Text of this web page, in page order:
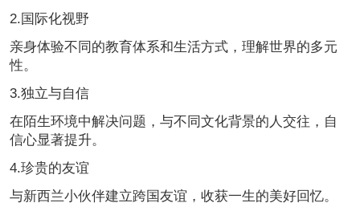
2.国际化视野
亲身体验不同的教育体系和生活方式，理解世界的多元
性。
3.独立与自信
在陌生环境中解决问题，与不同文化背景的人交往，自
信心显著提升。
4.珍贵的友谊
与新西兰小伙伴建立跨国友谊，收获一生的美好回忆。